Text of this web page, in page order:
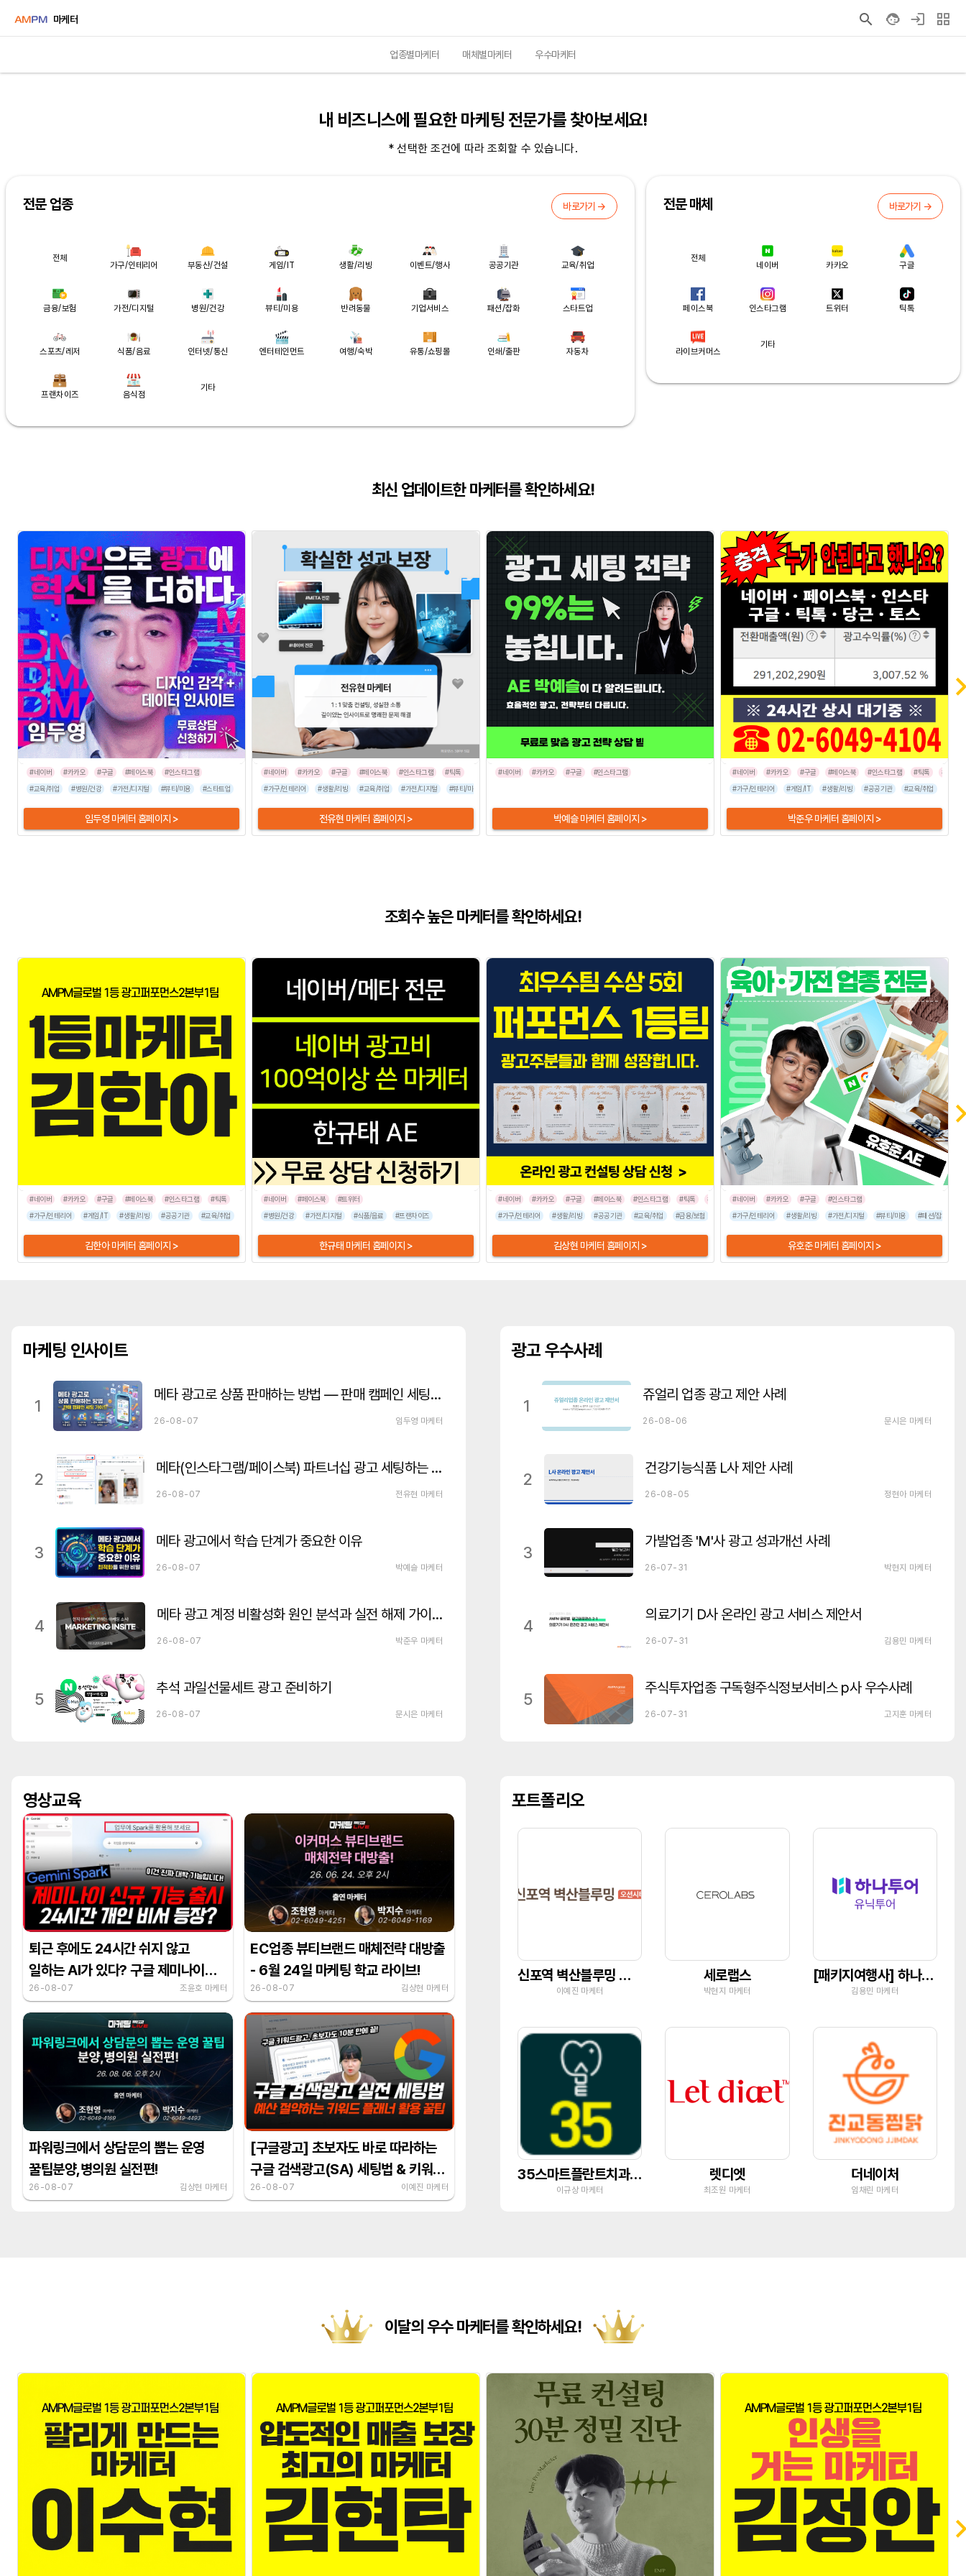
마케터
업종별마케터 매체별마케터 우수마케터
내 비즈니스에 필요한 마케팅 전문가를 찾아보세요!
* 선택한 조건에 따라 조회할 수 있습니다.
전문 업종 바로가기 →
전체
가구/인테리어 부동산/건설 게임/IT 생활/리빙 이벤트/행사 공공기관 교육/취업
금융/보험 가전/디지털 병원/건강 뷰티/미용 반려동물 기업서비스 패션/잡화 스타트업
스포츠/레저 식품/음료 인터넷/통신 엔터테인먼트 여행/숙박 유통/쇼핑몰 인쇄/출판 자동차
프랜차이즈 음식점
기타
전문 매체 바로가기 →
전체
네이버 카카오 구글
페이스북 인스타그램 트위터 틱톡
라이브커머스
기타
최신 업데이트한 마케터를 확인하세요!
#네이버 #카카오 #구글 #페이스북
#인스타그램
#교육/취업
#병원/건강 #가전/디지털 #뷰티/미용 #스타트업 #식품/음료 #유통/쇼핑몰 #인터넷/통신 #프랜차이즈 #음식점 #기타
임두영 마케터 홈페이지 >
#네이버 #카카오 #구글 #페이스북 #인스타그램
#틱톡
#가구/인테리어
#생활/리빙 #교육/취업 #가전/디지털 #뷰티/미용
전유현 마케터 홈페이지 >
#네이버 #카카오 #구글 #인스타그램
박예슬 마케터 홈페이지 >
#네이버 #카카오 #구글 #페이스북 #인스타그램 #틱톡
#라이브
#가구/인테리어
#게임/IT #생활/리빙 #공공기관 #교육/취업
박준우 마케터 홈페이지 >
조회수 높은 마케터를 확인하세요!
#네이버 #카카오 #구글 #페이스북 #인스타그램
#틱톡
#가구/인테리어
#게임/IT #생활/리빙 #공공기관 #교육/취업 #금융/보험 #이벤트/행사 #병원/건강 #가전/디지털 #뷰티/미용 #기업서비스 #패션/잡화 #스타트업 #스포츠/레저 #식품/음료 #엔터테인먼트 #여행/숙박 #유통/쇼핑몰 #인터넷/통신 #자동차
김한아 마케터 홈페이지 >
#네이버 #페이스북
#트위터
#병원/건강
#가전/디지털 #식품/음료 #프랜차이즈
한규태 마케터 홈페이지 >
#네이버 #카카오 #구글 #페이스북 #인스타그램 #틱톡
#트위터
#가구/인테리어
#생활/리빙 #공공기관 #교육/취업 #금융/보험 #이벤트/행사 #가전/디지털 #부동산/건설 #뷰티/미용 #기업서비스
김상현 마케터 홈페이지 >
#네이버 #카카오 #구글
#인스타그램
#가구/인테리어
#생활/리빙 #가전/디지털 #뷰티/미용 #패션/잡화
유호준 마케터 홈페이지 >
마케팅 인사이트
1
메타 광고로 상품 판매하는 방법 — 판매 캠페인 세팅 가이드
26-08-07 임두영 마케터
2
메타(인스타그램/페이스북) 파트너십 광고 세팅하는 법 이거만 보세요!
26-08-07 전유현 마케터
3
메타 광고에서 학습 단계가 중요한 이유
26-08-07 박예슬 마케터
4
메타 광고 계정 비활성화 원인 분석과 실전 해제 가이드 🔓
26-08-07 박준우 마케터
5
추석 과일선물세트 광고 준비하기
26-08-07 문시은 마케터
광고 우수사례
1
쥬얼리 업종 광고 제안 사례
26-08-06 문시은 마케터
2
건강기능식품 L사 제안 사례
26-08-05 정현아 마케터
3
가발업종 'M'사 광고 성과개선 사례
26-07-31 박현지 마케터
4
의료기기 D사 온라인 광고 서비스 제안서
26-07-31 김용민 마케터
5
주식투자업종 구독형주식정보서비스 p사 우수사례
26-07-31 고지훈 마케터
영상교육
퇴근 후에도 24시간 쉬지 않고
일하는 AI가 있다? 구글 제미나이
스파크 활용법
26-08-07 조윤호 마케터
EC업종 뷰티브랜드 매체전략 대방출
- 6월 24일 마케팅 학교 라이브!
26-08-07 김상현 마케터
파워링크에서 상담문의 뽑는 운영
꿀팁분양,병의원 실전편!
26-08-07 김상현 마케터
[구글광고] 초보자도 바로 따라하는
구글 검색광고(SA) 세팅법 & 키워드
플래너 활용 가이드
26-08-07 이예진 마케터
포트폴리오
신포역 벽산블루밍 오션시티
이예진 마케터
세로랩스
박현지 마케터
[패키지여행사] 하나투어 유닉투어
김용민 마케터
35스마트플란트치과의원
이규상 마케터
렛디엣
최조원 마케터
더네이처
임채린 마케터
이달의 우수 마케터를 확인하세요!